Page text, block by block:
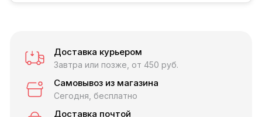
Доставка курьером
Завтра или позже, от 450 руб.
Самовывоз из магазина
Сегодня, бесплатно
Доставка почтой